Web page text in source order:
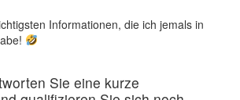
Informationen, die ich jemals in
Sie eine kurze